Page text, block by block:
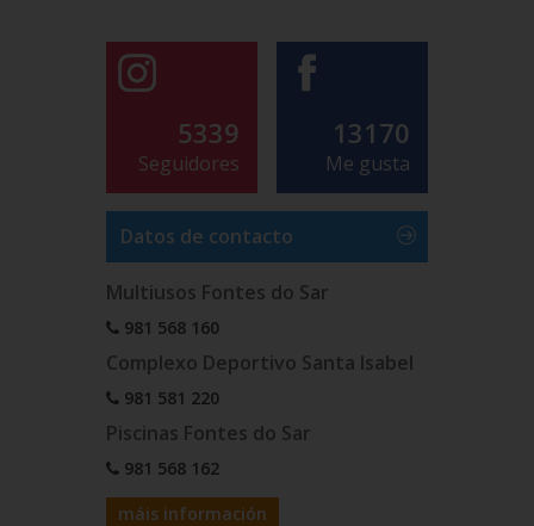
5339
Seguidores
13170
Me gusta
Datos de contacto
Multiusos Fontes do Sar
981 568 160
Complexo Deportivo Santa Isabel
981 581 220
Piscinas Fontes do Sar
981 568 162
máis información